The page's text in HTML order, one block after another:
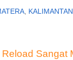
, KALIMANTAN
Sangat